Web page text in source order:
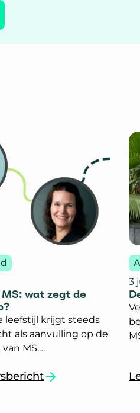
wat zegt de
leefstijl krijgt steeds
als aanvulling op de
MS.
Hiele en
MS: wat zegt de
3